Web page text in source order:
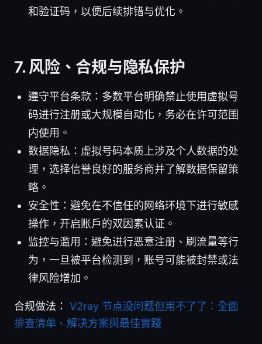
和验证码，以便后续排错与优化。
7. 风险、合规与隐私保护
遵守平台条款：多数平台明确禁止使用虚拟号
码进行注册或大规模自动化，务必在许可范围
内使用。
数据隐私：虚拟号码本质上涉及个人数据的处
理，选择信誉良好的服务商并了解数据保留策
略。
安全性：避免在不信任的网络环境下进行敏感
操作，开启账户的双因素认证。
监控与滥用：避免进行恶意注册、刷流量等行
为，一旦被平台检测到，账号可能被封禁或法
律风险增加。
合规做法： V2ray 节点没问题但用不了了：全面
排查清单、解决方案與最佳實踐